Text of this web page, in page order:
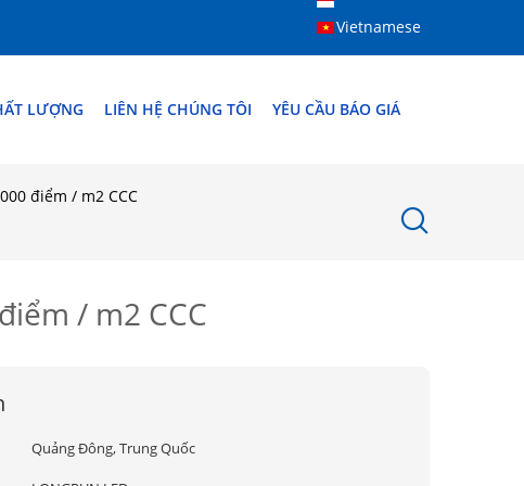
Vietnamese
LƯỢNG LIÊN HỆ CHÚNG TÔI YÊU CẦU BÁO GIÁ
điểm / m2 CCC
/ m2 CCC
Quảng Đông, Trung Quốc